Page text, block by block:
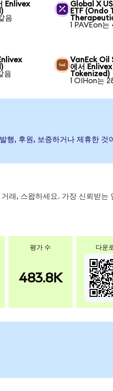
Enlivex
음
Global X
ETF (Ondo
1 PAVEon는
음
VanEck Oil
에서
Tokenized)
1 OIHon는
행, 후원, 보증하거나 제휴한
래, 스왑하세요. 가장 신뢰받는
평가 수
483.8K
다운